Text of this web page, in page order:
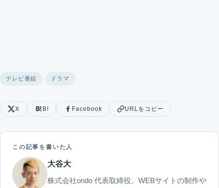
テレビ番組 ドラマ
X B! Facebook URLをコピー
この記事を書いた人
大谷大
株式会社ondo 代表取締役。WEBサイトの制作や